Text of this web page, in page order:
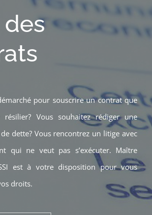
pour souscrire un contrat que
résilier? Vous souhaitez rédiger une
dette? Vous rencontrez un litige avec
qui ne veut pas s’exécuter. Maître
est à votre disposition pour vous
droits.